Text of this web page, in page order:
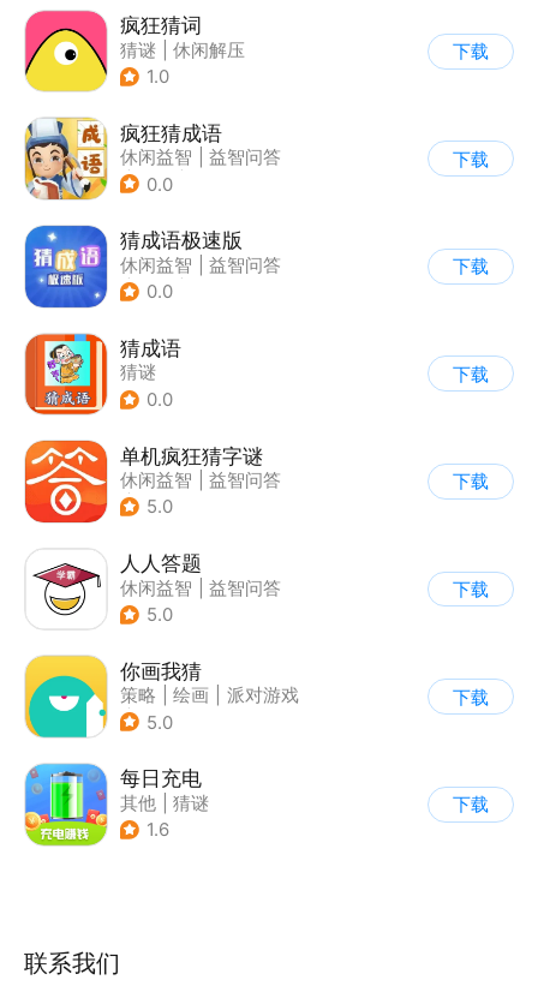
疯狂猜词
猜谜
休闲解压
1.0
下载
疯狂猜成语
休闲益智
益智问答
| 成语
0.0
下载
猜成语极速版
休闲益智
益智问答
| 成语
0.0
下载
猜成语
猜谜
0.0
下载
单机疯狂猜字谜
休闲益智
益智问答
| 猜谜
5.0
下载
人人答题
休闲益智
益智问答
5.0
下载
你画我猜
策略 绘画
派对游戏
| 卡通
5.0
下载
每日充电
其他
猜谜
1.6
下载
联系我们